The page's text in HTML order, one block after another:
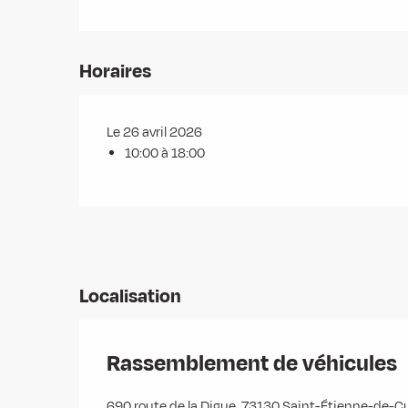
Horaires
Le 26 avril 2026
10:00 à 18:00
Localisation
Rassemblement de véhicules